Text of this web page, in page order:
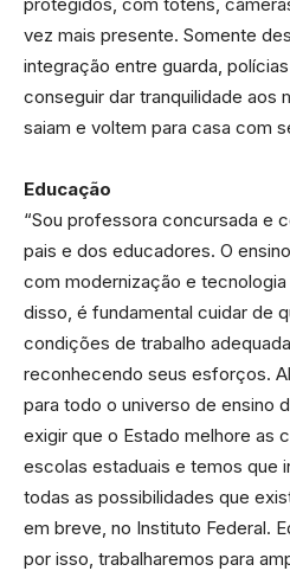
vez mais presente. Somente
integração entre guarda,
conseguir dar tranquilidade aos
saiam e voltem para casa com
Educação
“Sou professora concursada e
pais e dos educadores. O
com modernização e tecnologia
disso, é fundamental cuidar de
condições de trabalho
reconhecendo seus esforços.
para todo o universo de ensino
exigir que o Estado melhore as
escolas estaduais e temos que
todas as possibilidades que
em breve, no Instituto Federal.
por isso, trabalharemos para